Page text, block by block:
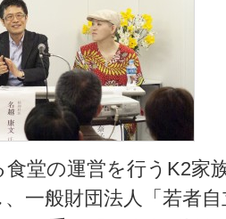
食堂の運営を行うK2家
一般財団法人「若者